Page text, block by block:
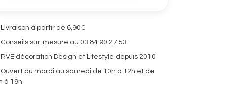
Livraison à partir de 6,90€
Conseils sur-mesure au 03 84 90 27 53
RVE décoration Design et Lifestyle depuis 2010
Ouvert du mardi au samedi de 10h à 12h et de
à 19h